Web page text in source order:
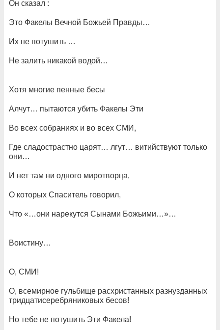
Он сказал :
Это Факелы Вечной Божьей Правды…
Их не потушить …
Не залить никакой водой…
Хотя многие пенные бесы
Алчут… пытаются убить Факелы Эти
Во всех собраниях и во всех СМИ,
Где сладострастно царят… лгут… витийствуют только
они…
И нет там ни одного миротворца,
О которых Спаситель говорил,
Что «…они нарекутся Сынами Божьими…»…
Воистину…
О, СМИ!
О, всемирное гульбище расхристанных разнузданных
тридцатисеребряниковых бесов!
Но тебе не потушить Эти Факела!